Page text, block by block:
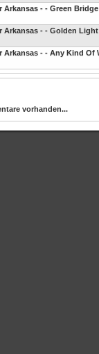
Arkansas - - Green Bridge
Arkansas - - Golden Light
Arkansas - - Any Kind Of
vorhanden...